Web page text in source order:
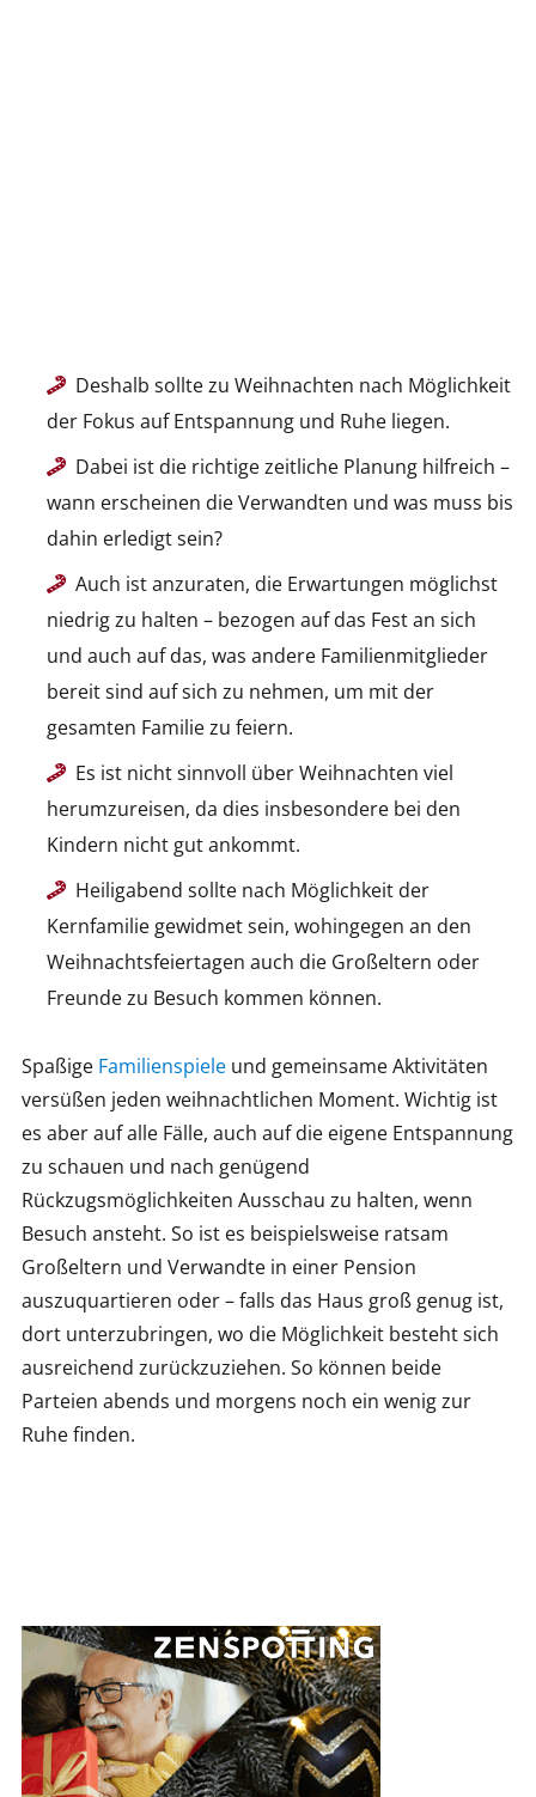
Deshalb sollte zu Weihnachten nach Möglichkeit
der Fokus auf Entspannung und Ruhe liegen.
Dabei ist die richtige zeitliche Planung hilfreich –
wann erscheinen die Verwandten und was muss bis
dahin erledigt sein?
Auch ist anzuraten, die Erwartungen möglichst
niedrig zu halten – bezogen auf das Fest an sich
und auch auf das, was andere Familienmitglieder
bereit sind auf sich zu nehmen, um mit der
gesamten Familie zu feiern.
Es ist nicht sinnvoll über Weihnachten viel
herumzureisen, da dies insbesondere bei den
Kindern nicht gut ankommt.
Heiligabend sollte nach Möglichkeit der
Kernfamilie gewidmet sein, wohingegen an den
Weihnachtsfeiertagen auch die Großeltern oder
Freunde zu Besuch kommen können.
Spaßige Familienspieleund gemeinsame Aktivitäten
versüßen jeden weihnachtlichen Moment. Wichtig ist
es aber auf alle Fälle, auch auf die eigene Entspannung
zu schauen und nach genügend
Rückzugsmöglichkeiten Ausschau zu halten, wenn
Besuch ansteht. So ist es beispielsweise ratsam
Großeltern und Verwandte in einer Pension
auszuquartieren oder – falls das Haus groß genug ist,
dort unterzubringen, wo die Möglichkeit besteht sich
ausreichend zurückzuziehen. So können beide
Parteien abends und morgens noch ein wenig zur
Ruhe finden.